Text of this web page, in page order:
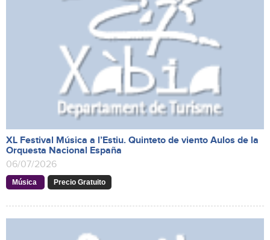
XL Festival Música a l’Estiu. Quinteto de viento Aulos de la
Orquesta Nacional España
06/07/2026
Música Precio Gratuito